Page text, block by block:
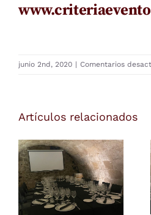
junio 2nd, 2020 | Comentarios
Artículos relacionados